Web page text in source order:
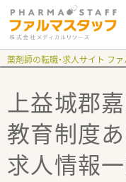
薬剤師の転職・求人サイト フ
上益城郡嘉
教育制度
求人情報